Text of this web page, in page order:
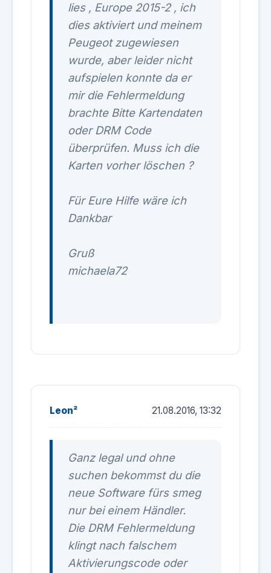
lies , Europe 2015-2 , ich
dies aktiviert und meinem
Peugeot zugewiesen
wurde, aber leider nicht
aufspielen konnte da er
mir die Fehlermeldung
brachte Bitte Kartendaten
oder DRM Code
überprüfen. Muss ich die
Karten vorher löschen ?
Für Eure Hilfe wäre ich
Dankbar
Gruß
michaela72
Leon² 21.08.2016, 13:32
Ganz legal und ohne
suchen bekommst du die
neue Software fürs smeg
nur bei einem Händler.
Die DRM Fehlermeldung
klingt nach falschem
Aktivierungscode oder